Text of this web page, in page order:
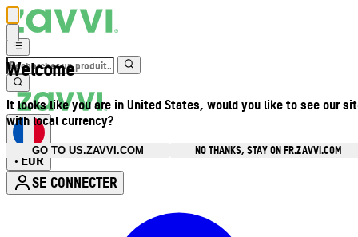
Welcome
It looks like you are in United States, would you like to see our
with local currency?
GO TO US.ZAVVI.COM
NO THANKS, STAY ON FR.ZAVVI.COM
• EUR
SE CONNECTER